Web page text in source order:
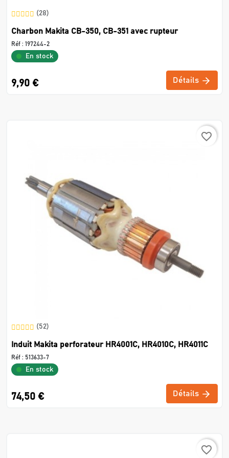
(28)
Charbon Makita CB-350, CB-351 avec rupteur
Réf : 197244-2
En stock
9,90 € Détails
favorite_border
(52)
Induit Makita perforateur HR4001C, HR4010C, HR4011C
Réf : 513633-7
En stock
74,50 € Détails
favorite_border